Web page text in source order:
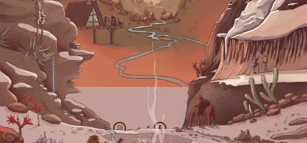
Portal de información turística y